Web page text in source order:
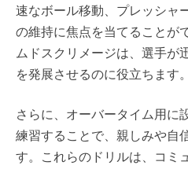
速なボール移動、プレッシャ
の維持に焦点を当てることが
ムドスクリメージは、選手が
を発展させるのに役立ちます。
さらに、オーバータイム用に
練習することで、親しみや自
す。これらのドリルは、コミ